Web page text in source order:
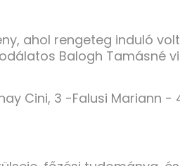
ahol rengeteg induló
Balogh Tamásné
Cini, 3 -Falusi Mariann -